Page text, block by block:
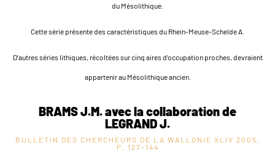
du Mésolithique.
Cette série présente des caractéristiques du Rhein-Meuse-Schelde A.
D’autres séries lithiques, récoltées sur cinq aires d’occupation proches, devraient
appartenir au Mésolithique ancien.
BRAMS J.M. avec la collaboration de
LEGRAND J.
BULLETIN DES CHERCHEURS DE LA WALLONIE XLIV 2005,
P. 127-144